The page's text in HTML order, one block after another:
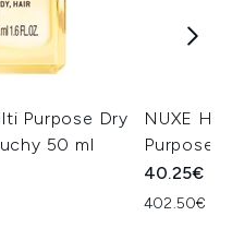
Purpose Dry
50 ml
NUXE
Purpose
40.25€
402.50€ za